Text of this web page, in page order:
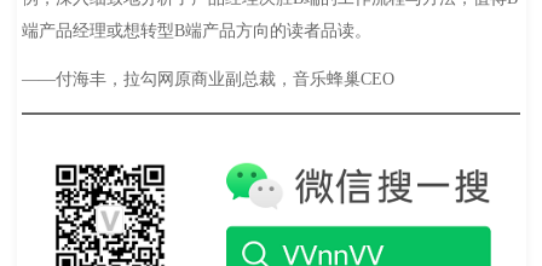
端产品经理或想转型B端产品方向的读者品读。
——付海丰，拉勾网原商业副总裁，音乐蜂巢CEO